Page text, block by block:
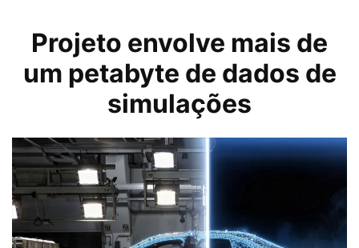
Projeto envolve mais de
um petabyte de dados de
simulações